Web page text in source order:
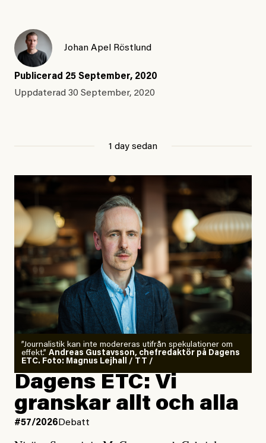
Johan Apel Röstlund
Publicerad 25 September, 2020
Uppdaterad 30 September, 2020
1 day sedan
”Journalistik kan inte modereras utifrån spekulationer om
effekt.” Andreas Gustavsson, chefredaktör på Dagens
ETC. Foto: Magnus Lejhall / TT /
Dagens ETC: Vi
granskar allt och alla
#57/2026 Debatt